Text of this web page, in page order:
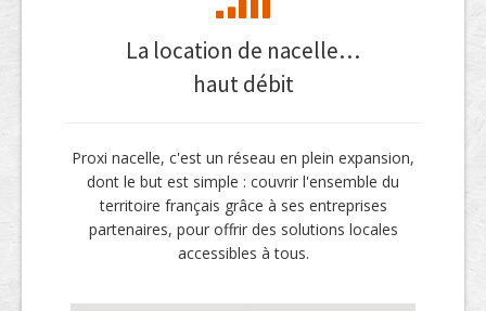
La location de nacelle…
haut débit
Proxi nacelle, c'est un réseau en plein expansion,
dont le but est simple : couvrir l'ensemble du
territoire français grâce à ses entreprises
partenaires, pour offrir des solutions locales
accessibles à tous.